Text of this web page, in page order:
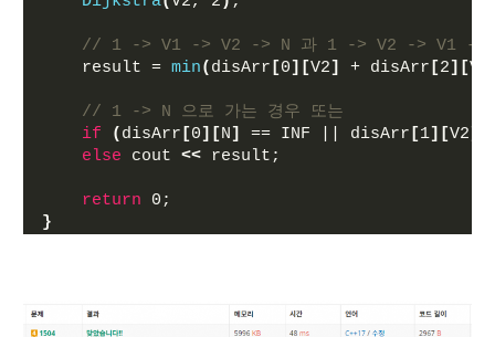
// 1 -> V1 -> V2 -> N 과 1 -> V2 -> V1 ->
    result =
min( disArr [0][V2] + disArr [2][V1
// 1 -> N 으로 가는 경우 또는
if
( disArr [0][N] == INF || disArr [1][V2
else cout << result;
return 0;
}